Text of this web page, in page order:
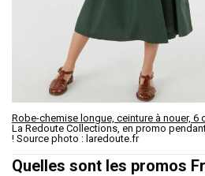
Robe-chemise longue, ceinture à nouer, 6
La Redoute Collections, en promo
! Source photo : laredoute.fr
Quelles sont les promos